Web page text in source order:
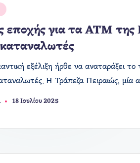
εποχής για τα ΑΤΜ της
εξέλιξη ήρθε να αναταράξει
Η Τράπεζα Πειραιώς, μία
18 Ιουλίου 2025